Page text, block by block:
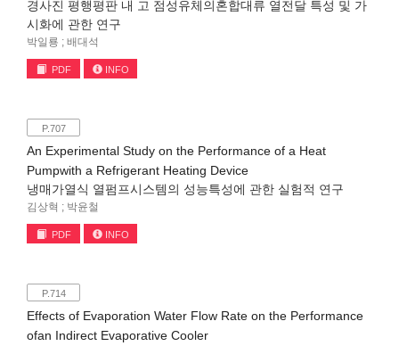
경사진 평행평판 내 고 점성유체의혼합대류 열전달 특성 및 가
시화에 관한 연구
박일룡 ; 배대석
PDF INFO
P.707
An Experimental Study on the Performance of a Heat
Pumpwith a Refrigerant Heating Device
냉매가열식 열펌프시스템의 성능특성에 관한 실험적 연구
김상혁 ; 박윤철
PDF INFO
P.714
Effects of Evaporation Water Flow Rate on the Performance
ofan Indirect Evaporative Cooler